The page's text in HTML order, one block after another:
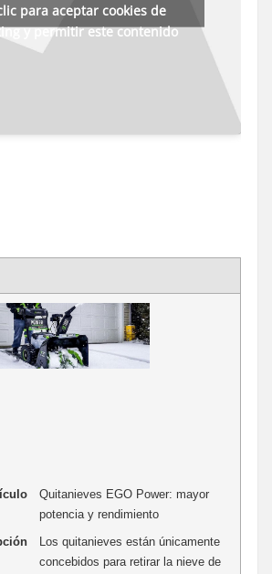
para aceptar cookies de
y permitir este contenido
Quitanieves EGO Power: mayor
potencia y rendimiento
Los quitanieves están únicamente
concebidos para retirar la nieve de